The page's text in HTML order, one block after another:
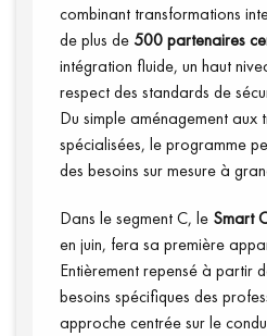
combinant transformations
de plus de 500 partenaires
intégration fluide, un haut
respect des standards de
Du simple aménagement aux
spécialisées, le programme
des besoins sur mesure à
Dans le segment C, le Smart
en juin, fera sa première
Entièrement repensé à partir
besoins spécifiques des
approche centrée sur le